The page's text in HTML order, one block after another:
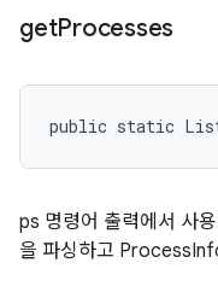
getProcesses
public static
ps 명령어 출력에서 사
을 파싱하고